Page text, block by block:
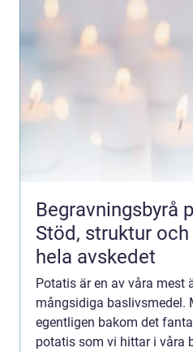
Begravningsbyrå
Stöd, struktur
hela avskedet
Potatis är en av våra mest
mångsidiga baslivsmedel.
egentligen bakom det
potatis som vi hittar i våra